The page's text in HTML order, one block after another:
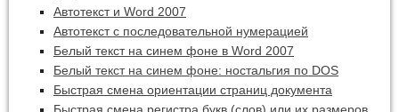
Автотекст и Word 2007
Автотекст с последовательной нумерацией
Белый текст на синем фоне в Word 2007
Белый текст на синем фоне: ностальгия по DOS
Быстрая смена ориентации страниц документа